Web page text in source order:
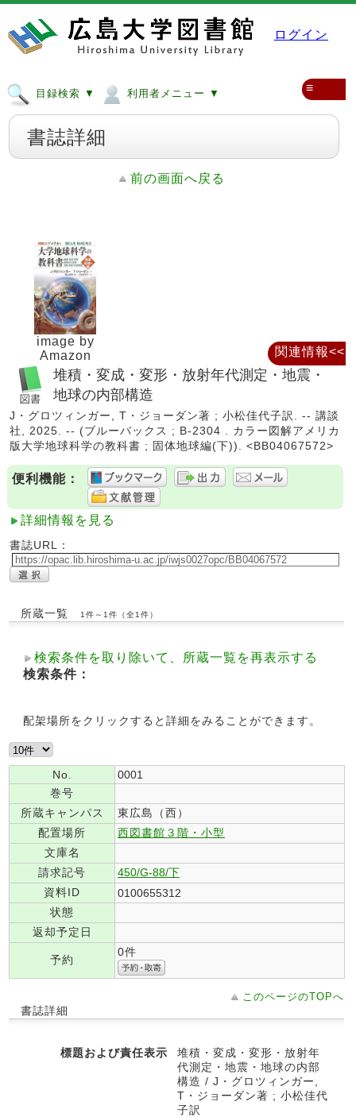
ログイン
目録検索 ▼ 利用者メニュー ▼ ≡
書誌詳細
前の画面へ戻る
image by
Amazon
堆積・変成・変形・放射年代測定・地震・
地球の内部構造
J・グロツィンガー, T・ジョーダン著 ; 小松佳代子訳. -- 講談
社, 2025. -- (ブルーバックス ; B-2304 . カラー図解アメリカ
版大学地球科学の教科書 ; 固体地球編(下)). <BB04067572>
便利機能：
詳細情報を見る
書誌URL：
所蔵一覧 1件～1件（全1件）
検索条件を取り除いて、所蔵一覧を再表示する
検索条件：
配架場所をクリックすると詳細をみることができます。
No.
0001
巻号
所蔵キャンパス
東広島（西）
配置場所
西図書館３階・小型
文庫名
請求記号
450/G-88/下
資料ID
0100655312
状態
返却予定日
予約
0件
このページのTOPへ
書誌詳細
標題および責任表示
堆積・変成・変形・放射年
代測定・地震・地球の内部
構造 / J・グロツィンガー,
T・ジョーダン著 ; 小松佳代
子訳
関連情報<<